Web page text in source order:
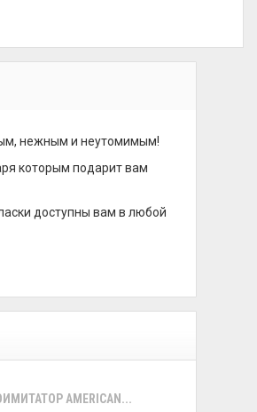
нежным и неутомимым!
которым подарит вам
доступны вам в любой
AMERICAN...